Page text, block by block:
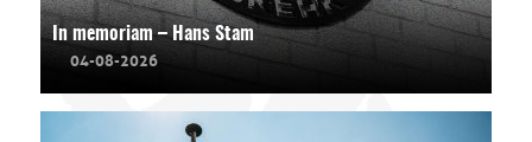
In memoriam – Hans Stam
04-08-2026